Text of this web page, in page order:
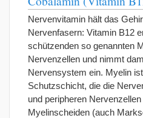
Nervenvitamin hält das
Nervenfasern: Vitamin B12
schützenden so genannten
Nervenzellen und nimmt
Nervensystem ein. Myelin
Schutzschicht, die die
und peripheren
Myelinscheiden (auch